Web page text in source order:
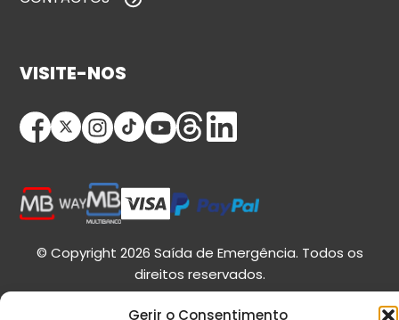
Gerir o Consentimento
VISITE-NOS
© Copyright 2026 Saída de Emergência. Todos os
direitos reservados.